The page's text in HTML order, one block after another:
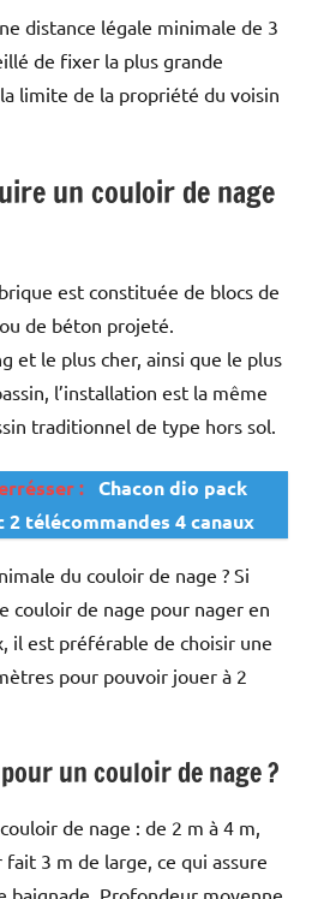
distance légale minimale de 3
de fixer la plus grande
limite de la propriété du voisin
un couloir de nage
est constituée de blocs de
de béton projeté.
et le plus cher, ainsi que le plus
l’installation est la même
traditionnel de type hors sol.
: Chacon dio pack
télécommandes 4 canaux
du couloir de nage ? Si
couloir de nage pour nager en
il est préférable de choisir une
pour pouvoir jouer à 2
un couloir de nage ?
de nage : de 2 m à 4 m,
3 m de large, ce qui assure